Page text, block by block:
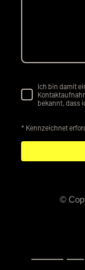
Ich bin damit
bekannt, dass
* Kennzeichnet
©